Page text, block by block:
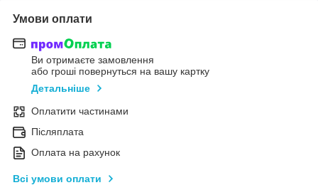
Умови оплати
Ви отримаєте замовлення
або гроші повернуться на вашу картку
Детальніше
Оплатити частинами
Післяплата
Оплата на рахунок
Всі умови оплати